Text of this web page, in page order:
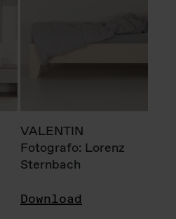
VALENTIN
Fotografo: Lorenz
Sternbach
Download